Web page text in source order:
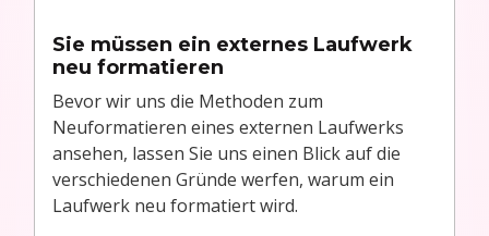
Sie müssen ein externes Laufwerk
neu formatieren
Bevor wir uns die Methoden zum
Neuformatieren eines externen Laufwerks
ansehen, lassen Sie uns einen Blick auf die
verschiedenen Gründe werfen, warum ein
Laufwerk neu formatiert wird.